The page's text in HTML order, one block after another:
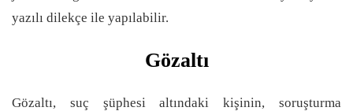
yazılı dilekçe ile yapılabilir.
Gözaltı
Gözaltı, suç şüphesi altındaki kişinin, soruşturma